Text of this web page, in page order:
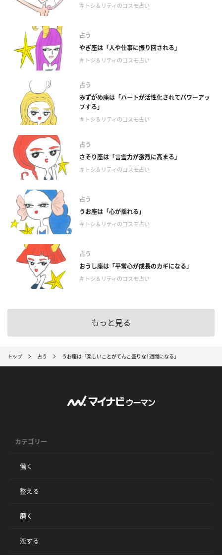
＃トシ＆リティのコスモ占い
占う
やぎ座は「人や仕事に振り回される」
＃トシ＆リティのコスモ占い
占う
みずがめ座は「ハートが活性化されてパワーアッ
プする」
＃トシ＆リティのコスモ占い
占う
さそり座は「言霊力が激烈に高まる」
＃トシ＆リティのコスモ占い
占う
うお座は「心が揺れる」
＃トシ＆リティのコスモ占い
占う
おうし座は「平常心が成長のカギになる」
＃トシ＆リティのコスモ占い
もっと見る
トップ 占う うお座は「楽しいことがてんこ盛りな1週間になる」
カテゴリー
働く
整える
磨く
恋する